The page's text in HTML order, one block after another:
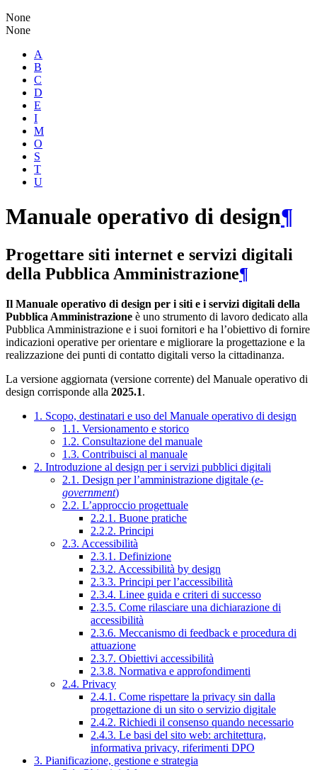
None
None
A
B
C
D
E
I
M
O
S
T
U
Manuale operativo di design¶
Progettare siti internet e servizi digitali
della Pubblica Amministrazione¶
Il Manuale operativo di design per i siti e i servizi digitali della
Pubblica Amministrazione è uno strumento di lavoro dedicato alla
Pubblica Amministrazione e i suoi fornitori e ha l’obiettivo di fornire
indicazioni operative per orientare e migliorare la progettazione e la
realizzazione dei punti di contatto digitali verso la cittadinanza.
La versione aggiornata (versione corrente) del Manuale operativo di
design corrisponde alla 2025.1.
1. Scopo, destinatari e uso del Manuale operativo di design
1.1. Versionamento e storico
1.2. Consultazione del manuale
1.3. Contribuisci al manuale
2. Introduzione al design per i servizi pubblici digitali
2.1. Design per l’amministrazione digitale (e-
government)
2.2. L’approccio progettuale
2.2.1. Buone pratiche
2.2.2. Principi
2.3. Accessibilità
2.3.1. Definizione
2.3.2. Accessibilità by design
2.3.3. Principi per l’accessibilità
2.3.4. Linee guida e criteri di successo
2.3.5. Come rilasciare una dichiarazione di
accessibilità
2.3.6. Meccanismo di feedback e procedura di
attuazione
2.3.7. Obiettivi accessibilità
2.3.8. Normativa e approfondimenti
2.4. Privacy
2.4.1. Come rispettare la privacy sin dalla
progettazione di un sito o servizio digitale
2.4.2. Richiedi il consenso quando necessario
2.4.3. Le basi del sito web: architettura,
informativa privacy, riferimenti DPO
3. Pianificazione, gestione e strategia